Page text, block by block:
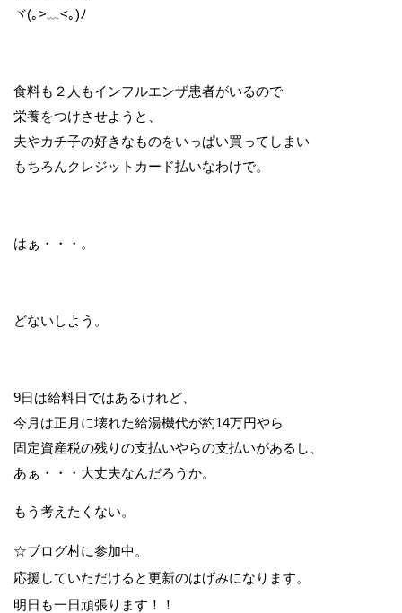
ヾ(｡>﹏<｡)ﾉ
食料も２人もインフルエンザ患者がいるので
栄養をつけさせようと、
夫やカチ子の好きなものをいっぱい買ってしまい
もちろんクレジットカード払いなわけで。
はぁ・・・。
どないしよう。
9日は給料日ではあるけれど、
今月は正月に壊れた給湯機代が約14万円やら
固定資産税の残りの支払いやらの支払いがあるし、
あぁ・・・大丈夫なんだろうか。
もう考えたくない。
☆ブログ村に参加中。
応援していただけると更新のはげみになります。
明日も一日頑張ります！！